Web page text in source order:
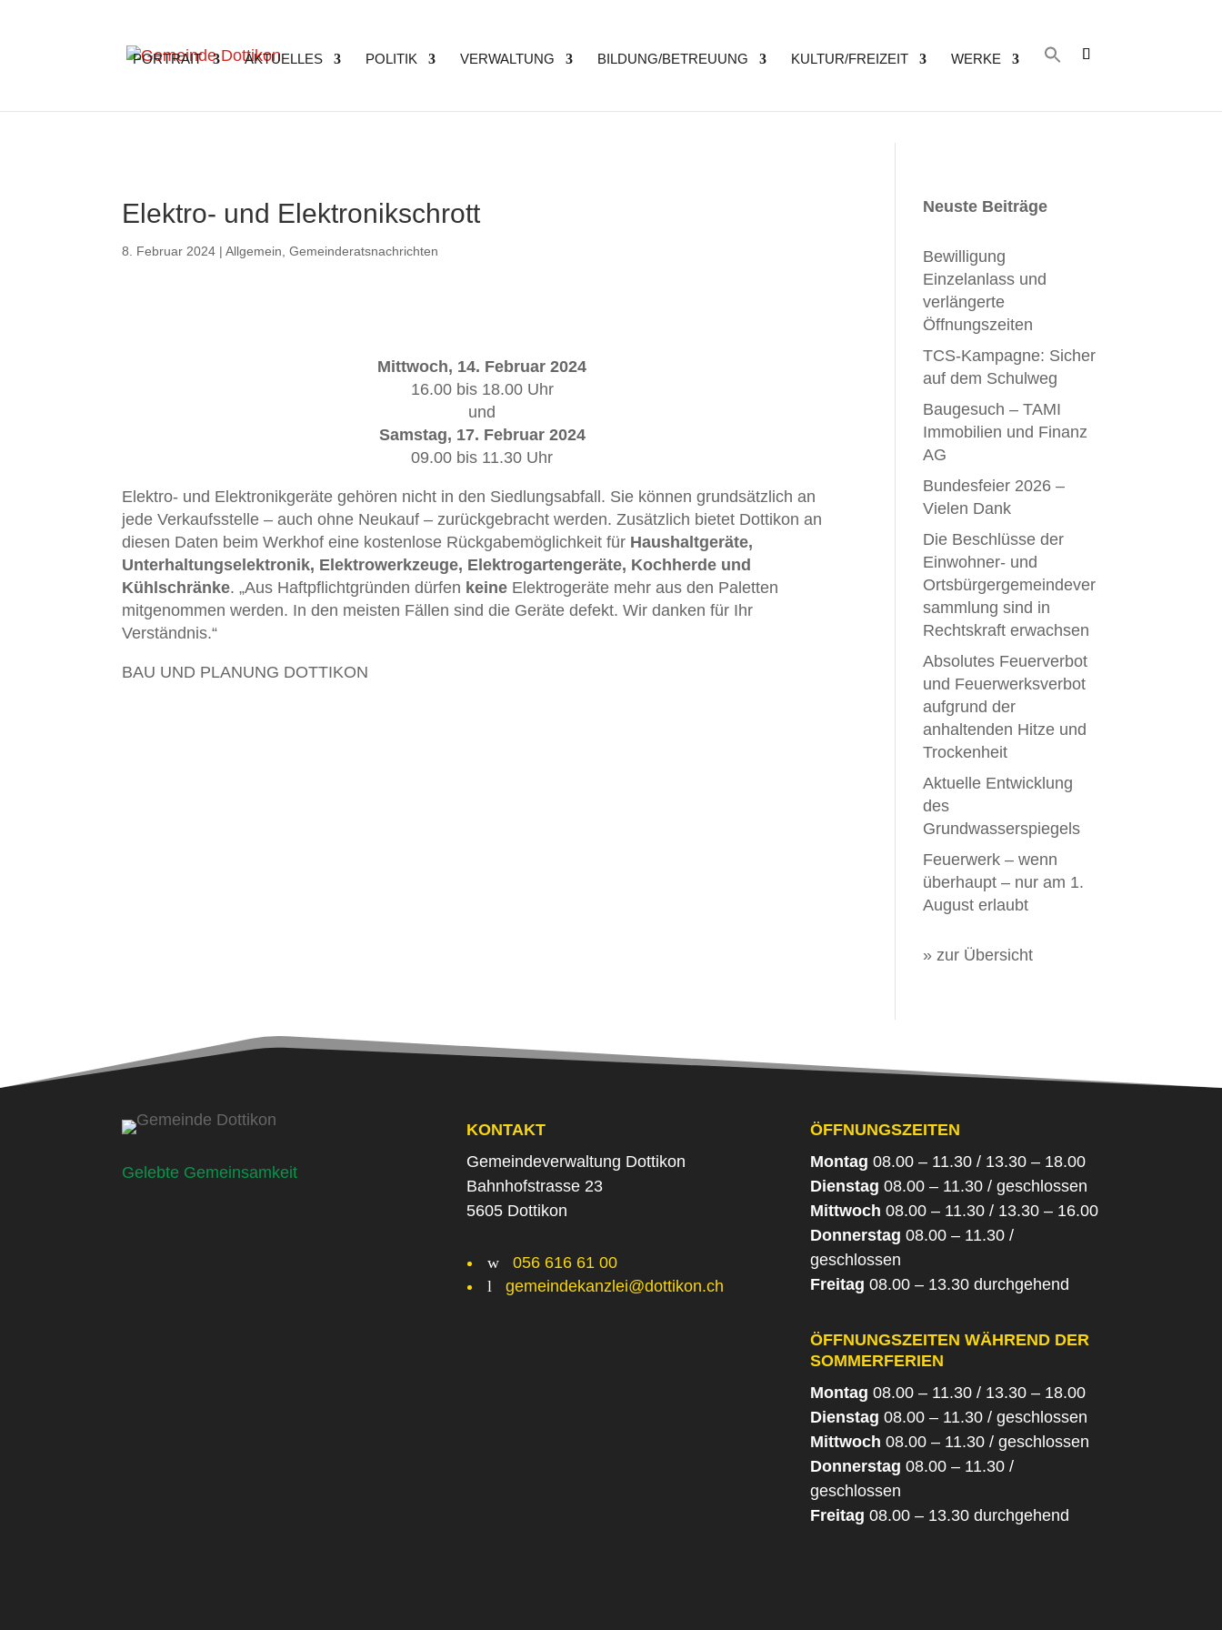
PORTRAIT AKTUELLES POLITIK VERWALTUNG BILDUNG/BETREUUNG KULTUR/FREIZEIT WERKE
Search
Elektro- und Elektronikschrott
8. Februar 2024 |Allgemein ,Gemeinderatsnachrichten
Mittwoch, 14. Februar 2024
16.00 bis 18.00 Uhr
und
Samstag, 17. Februar 2024
09.00 bis 11.30 Uhr
Elektro- und Elektronikgeräte gehören nicht in den Siedlungsabfall. Sie können grundsätzlich an
jede Verkaufsstelle – auch ohne Neukauf – zurückgebracht werden. Zusätzlich bietet Dottikon an
diesen Daten beim Werkhof eine kostenlose Rück­gabemöglichkeit für Haushaltgeräte,
Unterhaltungselektronik, Elektrowerkzeuge, Elektrogartengeräte, Kochherde und
Kühlschränke. „Aus Haftpflichtgründen dürfen keine Elektrogeräte mehr aus den Paletten
mitgenommen werden. In den meisten Fällen sind die Geräte defekt. Wir danken für Ihr
Verständnis.“
BAU UND PLANUNG DOTTIKON
Neuste Beiträge
Bewilligung
Einzelanlass und
verlängerte
Öffnungszeiten
TCS-Kampagne: Sicher
auf dem Schulweg
Baugesuch – TAMI
Immobilien und Finanz
AG
Bundesfeier 2026 –
Vielen Dank
Die Beschlüsse der
Einwohner- und
Ortsbürgergemeindever
sammlung sind in
Rechtskraft erwachsen
Absolutes Feuerverbot
und Feuerwerksverbot
aufgrund der
anhaltenden Hitze und
Trockenheit
Aktuelle Entwicklung
des
Grundwasserspiegels
Feuerwerk – wenn
überhaupt – nur am 1.
August erlaubt
» zur Übersicht
Gelebte Gemeinsamkeit
KONTAKT
Gemeindeverwaltung Dottikon
Bahnhofstrasse 23
5605 Dottikon
w
056 616 61 00
l
gemeindekanzlei@dottikon.ch
ÖFFNUNGSZEITEN
Montag 08.00 – 11.30 / 13.30 – 18.00
Dienstag 08.00 – 11.30 / geschlossen
Mittwoch 08.00 – 11.30 / 13.30 – 16.00
Donnerstag 08.00 – 11.30 /
geschlossen
Freitag 08.00 – 13.30 durchgehend
ÖFFNUNGSZEITEN WÄHREND DER
SOMMERFERIEN
Montag 08.00 – 11.30 / 13.30 – 18.00
Dienstag 08.00 – 11.30 / geschlossen
Mittwoch 08.00 – 11.30 / geschlossen
Donnerstag 08.00 – 11.30 /
geschlossen
Freitag 08.00 – 13.30 durchgehend